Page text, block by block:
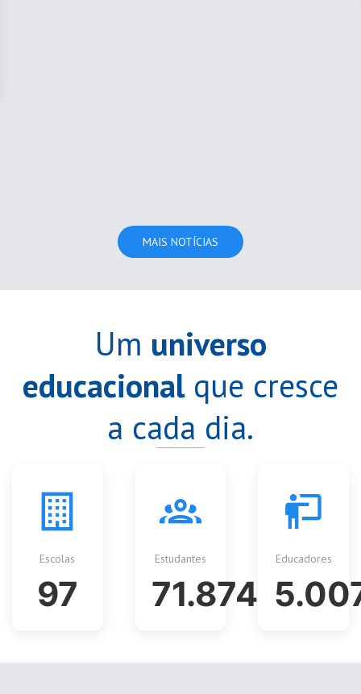
MAIS NOTÍCIAS
Um universo
educacionalque cresce
a cada dia.
Escolas
97
Estudantes
71.874
Educadores